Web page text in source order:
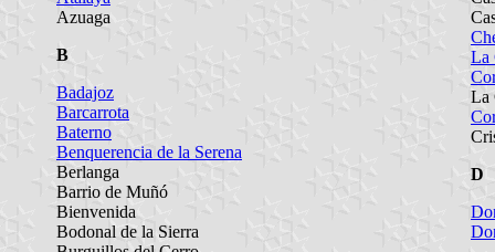
Azuaga
B
Badajoz
Barcarrota
Baterno
Benquerencia de la Serena
Berlanga
Barrio de Muñó
Bienvenida
Bodonal de la Sierra
La
La
D